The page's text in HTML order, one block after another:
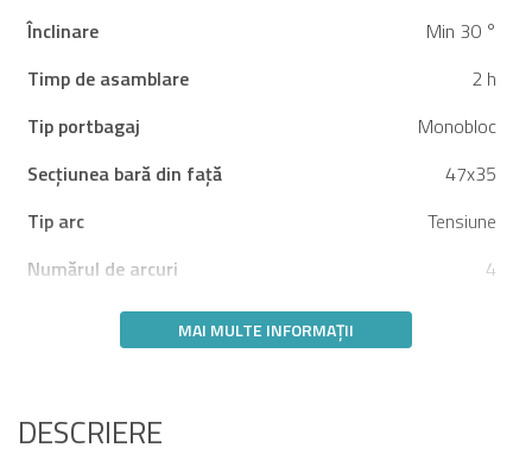
Înclinare
Min 30 °
Timp de asamblare
2 h
Tip portbagaj
Monobloc
Secțiunea bară din față
47x35
Tip arc
Tensiune
Numărul de arcuri
4
MAI MULTE INFORMAȚII
DESCRIERE